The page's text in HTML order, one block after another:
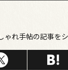
ゃれ手帖の記事を